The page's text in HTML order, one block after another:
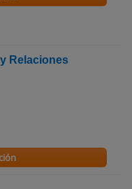
Relaciones